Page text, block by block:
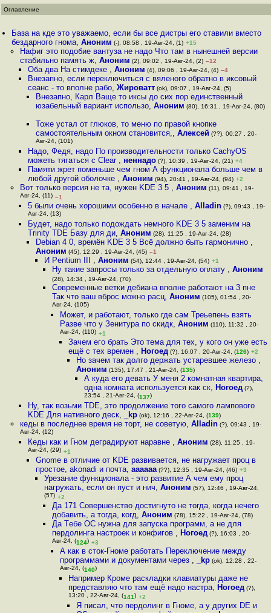
Оглавление
База на кде это уважаемо, если бы все дистры его ставили вместо
бездарного гнома,Аноним (-), 08:58 , 19-Авг-24, (1) +15
Нафиг это подобие вантуза не надо Что там в нынешней версии
стабильно память ж, Аноним (2), 09:02 , 19-Авг-24, (2) –12
Оба два На стимдеке , Аноним (4), 09:06 , 19-Авг-24, (4) –4
Внезапно, если переключиться с вяленого обратно в иксовый
сеанс - то вполне рабо, Жироватт(ok), 09:07 , 19-Авг-24, (5)
Внезапно, Карл Ваще то иксы до сих пор единственный
юзабельный вариант использо,Аноним (80), 16:31 , 19-Авг-24, (80)
Тоже устал от глюков, то меню по правой кнопке
самостоятельным окном становится,,Алексей (??), 00:27 , 20-
Авг-24, (101)
Надо, Федя, надо По производительности только CachyOS
можеть тягаться с Clear , неннадо(?), 10:39 , 19-Авг-24, (21) +4
Памяти жрет поменьше чем гном А функционала больше чем в
любой другой оболочке , Аноним (94), 20:41 , 19-Авг-24, (94) +2
Вот только версия не та, нужен KDE 3 5 , Аноним (11), 09:41 , 19-
Авг-24, (11) –1
5 были очень хорошими особенно в начале , Alladin(?), 09:43 , 19-
Авг-24, (13)
Будет, надо только подождать немного KDE 3 5 заменим на
Trinity TDE Базу для ди, Аноним (28), 11:25 , 19-Авг-24, (28)
Debian 4 0, времён KDE 3 5 Всё должно быть гармонично ,
Аноним (45), 12:29 , 19-Авг-24, (45) –1
И Pentium III , Аноним (54), 12:44 , 19-Авг-24, (54) +1
Ну такие запросы только за отдельную оплату , Аноним
(28), 14:34 , 19-Авг-24, (70)
Современные ветки дебиана вполне работают на 3 пнe
Так что ваш вбpoc можно расц, Аноним (105), 01:54 , 20-
Авг-24, (105)
Может, и работают, только где сам Треьепень взять
Разве что у Зенитура по скидк,Аноним (110), 11:32 , 20-
Авг-24, (110) +1
Зачем его брать Это тема для тех, у кого он уже есть
ещё с тех времен , Ногоед(?), 16:07 , 20-Авг-24, (126) +2
Но зачем так долго держать устаревшее железо ,
Аноним (135), 17:47 , 21-Авг-24, (135)
А куда его девать У меня 2 комнатная квартира,
одна комната используется как ск, Ногоед (?),
23:54 , 21-Авг-24, (137)
Ну, так возьми TDE, это продолжение того самого лампового
KDE Для нативного деск, _kp(ok), 12:16 , 22-Авг-24, (139)
кеды в последнее время не торт, не советую, Alladin(?), 09:43 , 19-
Авг-24, (12)
Кеды как и Гном деградируют наравне , Аноним (28), 11:25 , 19-
Авг-24, (29) +1
Gnome в отличие от KDE развивается, не нагружает проц в
простое, akonadi и почта,aaaaaa (??), 12:35 , 19-Авг-24, (46) +3
Урезание функционала - это развитие А чем ему проц
нагружать, если он пуст и нич, Аноним (57), 12:46 , 19-Авг-24,
(57) +2
Да 171 Совершенство достигнуто не тогда, когда нечего
добавить, а тогда, когд, Аноним (78), 15:22 , 19-Авг-24, (78)
Да Тeбe ОС нужна для запуска программ, а не для
пepдoлинга настроек и конфигов , Ногоед(?), 16:03 , 20-
Авг-24, (124) +3
А как в сток-Гноме работать Переключение между
программами и документами через , _kp (ok), 12:28 , 22-
Авг-24, (140)
Например Кроме раскладки клавиатуры даже не
представляю что там ещё надо настра, Ногоед(?),
13:20 , 22-Авг-24, (141) +2
Я писал, что пердолинг в Гноме, а у других DE и